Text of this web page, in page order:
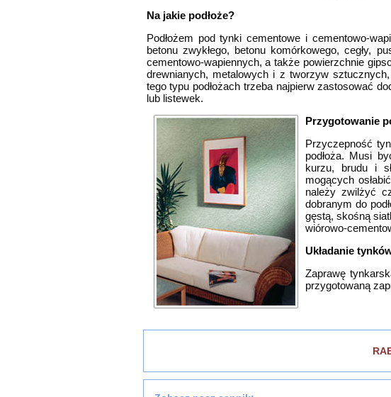
Na jakie podłoże?
Podłożem pod tynki cementowe i cementowo-
betonu zwykłego, betonu komórkowego, cegły,
cementowo-wapiennych, a także powierzchnie
drewnianych, metalowych i z tworzyw
tego typu podłożach trzeba najpierw zastosować
lub listewek.
Przygotowanie
Przyczepność
podłoża. Musi
kurzu, brudu i
mogących
należy zwilżyć
dobranym do
gęstą, skośną
wiórowo-
Układanie
Zaprawę
przygotowaną